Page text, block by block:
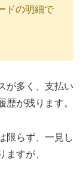
ドの明細で
が多く、支払い
が残ります。
限らず、一見し
ますが、